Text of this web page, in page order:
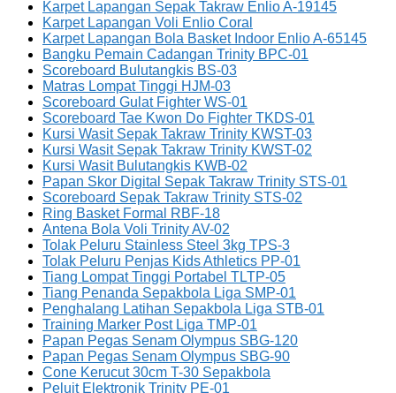
Karpet Lapangan Sepak Takraw Enlio A-19145
Karpet Lapangan Voli Enlio Coral
Karpet Lapangan Bola Basket Indoor Enlio A-65145
Bangku Pemain Cadangan Trinity BPC-01
Scoreboard Bulutangkis BS-03
Matras Lompat Tinggi HJM-03
Scoreboard Gulat Fighter WS-01
Scoreboard Tae Kwon Do Fighter TKDS-01
Kursi Wasit Sepak Takraw Trinity KWST-03
Kursi Wasit Sepak Takraw Trinity KWST-02
Kursi Wasit Bulutangkis KWB-02
Papan Skor Digital Sepak Takraw Trinity STS-01
Scoreboard Sepak Takraw Trinity STS-02
Ring Basket Formal RBF-18
Antena Bola Voli Trinity AV-02
Tolak Peluru Stainless Steel 3kg TPS-3
Tolak Peluru Penjas Kids Athletics PP-01
Tiang Lompat Tinggi Portabel TLTP-05
Tiang Penanda Sepakbola Liga SMP-01
Penghalang Latihan Sepakbola Liga STB-01
Training Marker Post Liga TMP-01
Papan Pegas Senam Olympus SBG-120
Papan Pegas Senam Olympus SBG-90
Cone Kerucut 30cm T-30 Sepakbola
Peluit Elektronik Trinity PE-01